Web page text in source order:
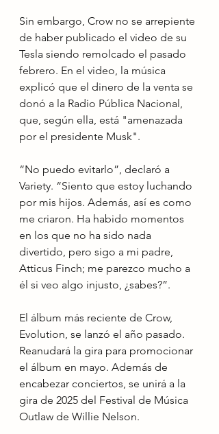
Sin embargo, Crow no se arrepiente
de haber publicado el video de su
Tesla siendo remolcado el pasado
febrero. En el video, la música
explicó que el dinero de la venta se
donó a la Radio Pública Nacional,
que, según ella, está "amenazada
por el presidente Musk".
“No puedo evitarlo”, declaró a
Variety. “Siento que estoy luchando
por mis hijos. Además, así es como
me criaron. Ha habido momentos
en los que no ha sido nada
divertido, pero sigo a mi padre,
Atticus Finch; me parezco mucho a
él si veo algo injusto, ¿sabes?”.
El álbum más reciente de Crow,
Evolution, se lanzó el año pasado.
Reanudará la gira para promocionar
el álbum en mayo. Además de
encabezar conciertos, se unirá a la
gira de 2025 del Festival de Música
Outlaw de Willie Nelson.